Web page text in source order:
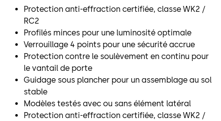
Protection anti-effraction certifiée, classe WK2 /
RC2
Profilés minces pour une luminosité optimale
Verrouillage 4 points pour une sécurité accrue
Protection contre le soulèvement en continu pour
le vantail de porte
Guidage sous plancher pour un assemblage au sol
stable
Modèles testés avec ou sans élément latéral
Protection anti-effraction certifiée, classe WK2 /